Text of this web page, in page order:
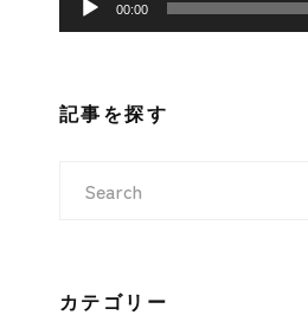
00:00
記事を探す
カテゴリー